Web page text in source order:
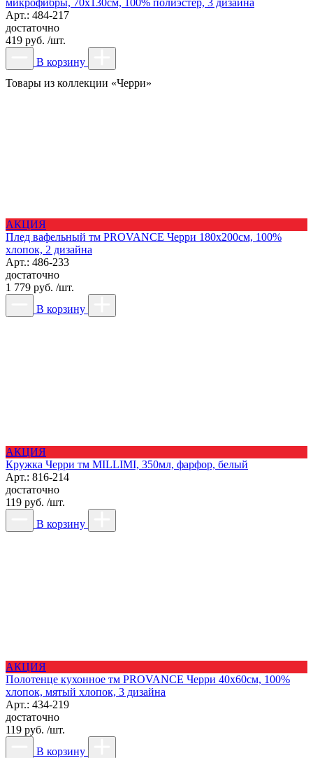
Арт.: 484-217
достаточно
419 руб. /шт.
В корзину
Товары из коллекции «Черри»
АКЦИЯ
Плед вафельный тм PROVANCE Черри 180х200см, 100%
хлопок, 2 дизайна
Арт.: 486-233
достаточно
1 779 руб. /шт.
В корзину
АКЦИЯ
Кружка Черри тм MILLIMI, 350мл, фарфор, белый
Арт.: 816-214
достаточно
119 руб. /шт.
В корзину
АКЦИЯ
Полотенце кухонное тм PROVANCE Черри 40х60см, 100%
хлопок, мятый хлопок, 3 дизайна
Арт.: 434-219
достаточно
119 руб. /шт.
В корзину